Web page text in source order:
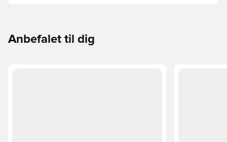
Anbefalet til dig